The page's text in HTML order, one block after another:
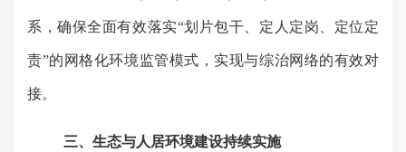
系，确保全面有效落实“划片包干、定人定岗、定位定
责”的网格化环境监管模式，实现与综治网络的有效对
接。
三、生态与人居环境建设持续实施